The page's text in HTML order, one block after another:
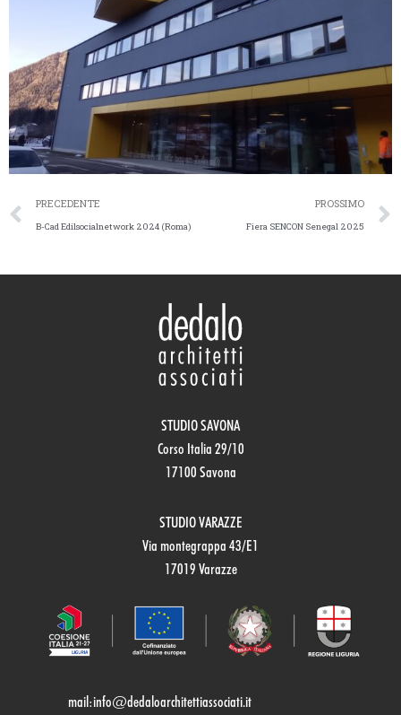
PRECEDENTE
B-Cad Edilsocialnetwork 2024 (Roma)
PROSSIMO
Fiera SENCON Senegal 2025
STUDIO SAVONA
Corso Italia 29/10
17100 Savona
STUDIO VARAZZE
Via montegrappa 43/E1
17019 Varazze
mail:info@dedaloarchitettiassociati.it